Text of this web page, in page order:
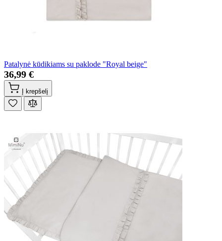
Patalynė kūdikiams su paklode "Royal beige"
36,99 €
Į krepšelį